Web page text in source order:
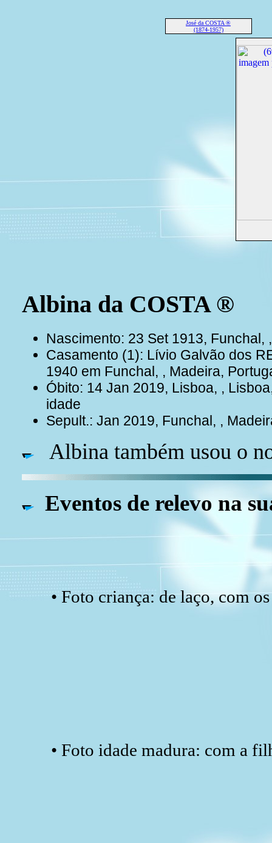
José da COSTA ®
(1874-1957)
Albina da COSTA ®
Nascimento: 23 Set 1913, Funchal,
Casamento (1): Lívio Galvão dos
1940 em Funchal, , Madeira,
Óbito: 14 Jan 2019, Lisboa, ,
idade
Sepult.: Jan 2019, Funchal, ,
Albina também usou o
Eventos de relevo na
• Foto criança: de laço, com
• Foto idade madura: com a